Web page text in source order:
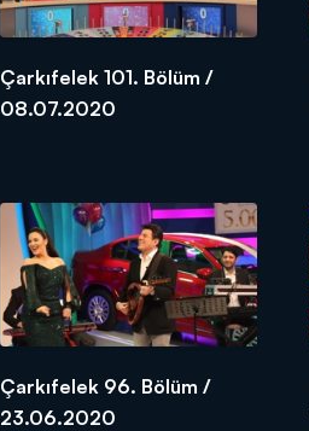
Çarkıfelek 101. Bölüm /
08.07.2020
Çarkıfelek 96. Bölüm /
23.06.2020